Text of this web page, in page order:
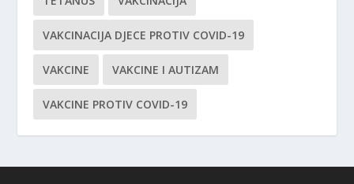
VAKCINACIJA DJECE PROTIV COVID-19
VAKCINE VAKCINE I AUTIZAM
VAKCINE PROTIV COVID-19